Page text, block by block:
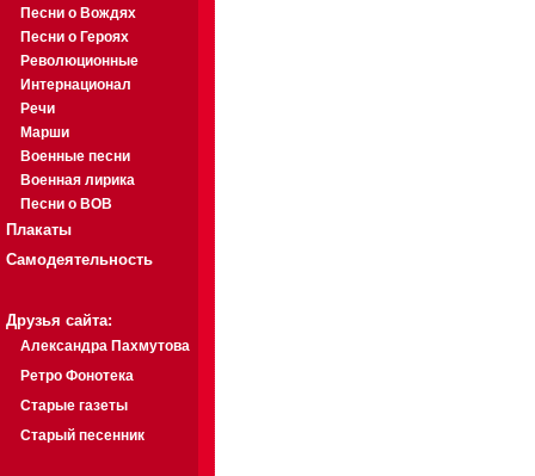
Песни о Вождях
Песни о Героях
Революционные
Интернационал
Речи
Марши
Военные песни
Военная лирика
Песни о ВОВ
Плакаты
Самодеятельность
Друзья сайта:
Александра Пахмутова
Ретро Фонотека
Старые газеты
Старый песенник